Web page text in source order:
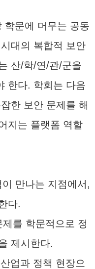
학문에 머무는 공동
대의 복합적 보안
산/학/연/관/군을
한다. 학회는 다음
한 보안 문제를 해
지는 플랫폼 역할
만나는 지점에서,
다.
를 학문적으로 정
제시한다.
업과 정책 현장으